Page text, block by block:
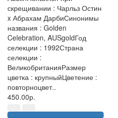
скрещивании : Чарльз Остин
x Абрахам ДарбиСинонимы
названия : Golden
Celebration, AUSgoldГод
селекции : 1992Страна
селекции :
ВеликобританияРазмер
цветка : крупныйЦветение :
повторноцвет..
450.00р.